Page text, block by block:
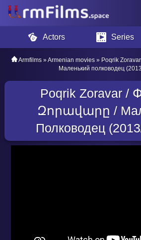
Actors Series
Armfilms »Armenian movies » Poqrik
Маленький полководец
Poqrik Zoravar /
Զորավարը /
Полководец